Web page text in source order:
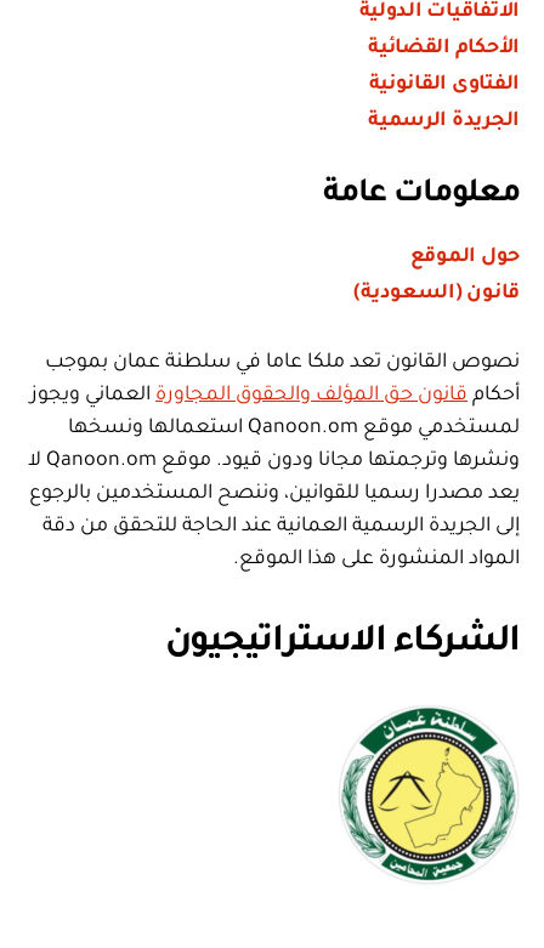
الاتفاقيات الدولية
الأحكام القضائية
الفتاوى القانونية
الجريدة الرسمية
معلومات عامة
حول الموقع
قانون (السعودية)
نصوص القانون تعد ملكا عاما في سلطنة عمان بموجب
أحكام قانون حق المؤلف والحقوق المجاورة العماني ويجوز
لمستخدمي موقع Qanoon.om استعمالها ونسخها
ونشرها وترجمتها مجانا ودون قيود. موقع Qanoon.om لا
يعد مصدرا رسميا للقوانين، وننصح المستخدمين بالرجوع
إلى الجريدة الرسمية العمانية عند الحاجة للتحقق من دقة
المواد المنشورة على هذا الموقع.
الشركاء الاستراتيجيون